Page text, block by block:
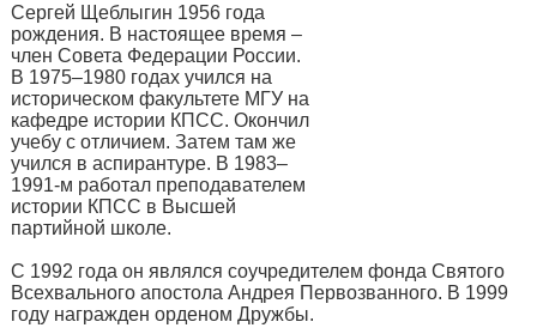
Сергей Щеблыгин 1956 года
рождения. В настоящее время –
член Совета Федерации России.
В 1975–1980 годах учился на
историческом факультете МГУ на
кафедре истории КПСС. Окончил
учебу с отличием. Затем там же
учился в аспирантуре. В 1983–
1991-м работал преподавателем
истории КПСС в Высшей
партийной школе.
С 1992 года он являлся соучредителем фонда Святого
Всехвального апостола Андрея Первозванного. В 1999
году награжден орденом Дружбы.